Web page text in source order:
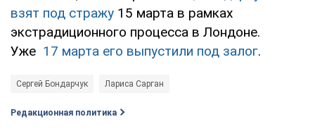
взят под стражу 15 марта в рамках
экстрадиционного процесса в Лондоне.
Уже 17 марта его выпустили под залог.
Сергей Бондарчук Лариса Сарган
Редакционная политика